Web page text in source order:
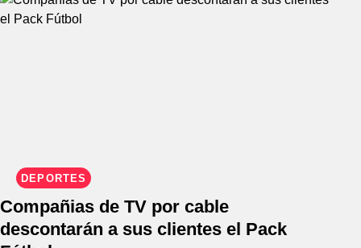
DEPORTES
Compañias de TV por cable
descontarán a sus clientes el Pack